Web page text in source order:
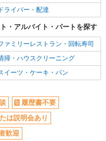
数グルホで利用者さんと家事
いOK
2062円 ＜日払い有/週払い有/交
ン代含む)＞
通費全支給
詳細を見る
面サポート／小規模デイ
制度あり
ドライバー・配達
・アルバイト・パートを探す
ァミリーレストラン・回転寿司
掃・ハウスクリーニング
イーツ・ケーキ・パン
履歴書不要
は説明会あり
歓迎